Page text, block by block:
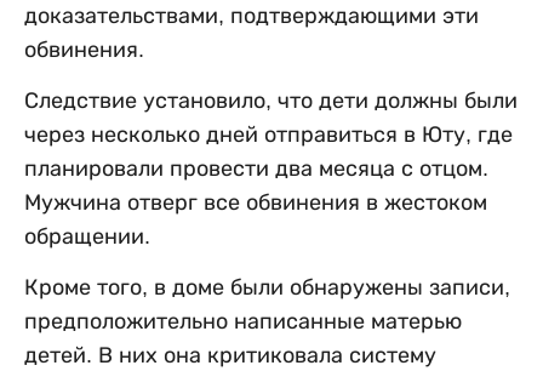
доказательствами, подтверждающими эти
обвинения.
Следствие установило, что дети должны были
через несколько дней отправиться в Юту, где
планировали провести два месяца с отцом.
Мужчина отверг все обвинения в жестоком
обращении.
Кроме того, в доме были обнаружены записи,
предположительно написанные матерью
детей. В них она критиковала систему